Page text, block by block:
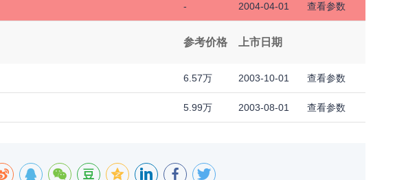
- 2004-04-01 查看参数
参考价格 上市日期
6.57万 2003-10-01 查看参数
5.99万 2003-08-01 查看参数